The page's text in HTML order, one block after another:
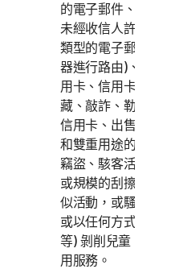
的電子郵件、掃描開
未經收信人許可的電
類型的電子郵件 (即使
器進行路由)、啟動任
用卡、信用卡詐騙、
藏、敲詐、勒索、綁
信用卡、出售遭竊的
和雙重用途的商品、
竊盜、駭客活動、網
或規模的刮擦、數位
似活動，或騷擾、追
或以任何方式 (包括音
等) 剝削兒童。您同意
用服務。